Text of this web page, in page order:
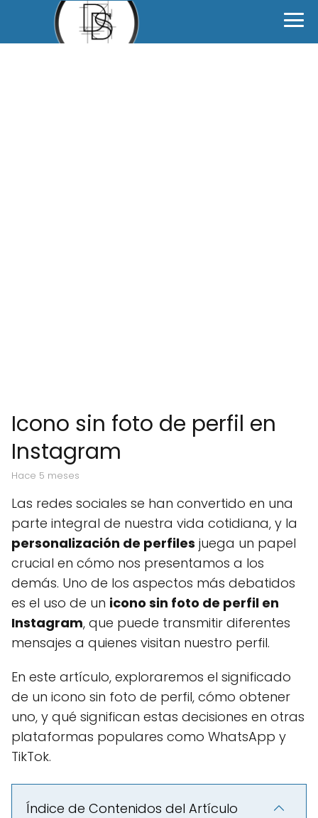
Icono sin foto de perfil en
Instagram
hace 5 meses
Las redes sociales se han convertido en una
parte integral de nuestra vida cotidiana, y la
personalización de perfiles juega un papel
crucial en cómo nos presentamos a los
demás. Uno de los aspectos más debatidos
es el uso de un icono sin foto de perfil en
Instagram, que puede transmitir diferentes
mensajes a quienes visitan nuestro perfil.
En este artículo, exploraremos el significado
de un icono sin foto de perfil, cómo obtener
uno, y qué significan estas decisiones en otras
plataformas populares como WhatsApp y
TikTok.
Índice de Contenidos del Artículo